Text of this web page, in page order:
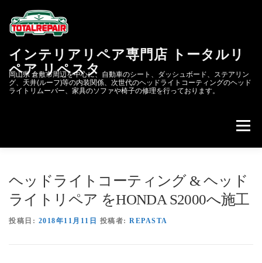
インテリアリペア専門店 トータルリ
ペア リペスタ
岡山県 倉敷市周辺を中心に、自動車のシート、ダッシュボード、ステアリン
グ、天井(ルーフ)等の内装関係、次世代のヘッドライトコーティングのヘッド
ライトリムーバー、家具のソファや椅子の修理を行っております。
メニュー
ヘッドライトコーティング & ヘッド
ライトリペア をHONDA S2000へ施工
投稿日: 2018年11月11日 投稿者: REPASTA